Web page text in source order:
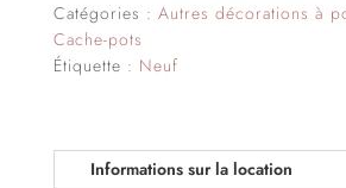
Catégories : Autres décorations à
Cache-pots
Étiquette : Neuf
Informations sur la location